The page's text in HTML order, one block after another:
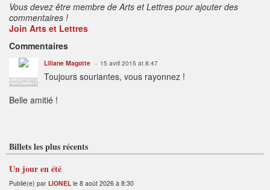
Vous devez être membre de Arts et Lettres pour ajouter des
commentaires !
Join Arts et Lettres
Commentaires
ADMINISTRATEUR
PARTENARIATS
Liliane Magotte 15 avril 2015 at 8:47
Toujours souriantes, vous rayonnez !
Belle amitié !
Billets les plus récents
Un jour en été
Publié(e) par LIONEL le 8 août 2026 à 8:30